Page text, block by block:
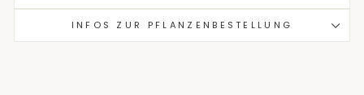
INFOS ZUR PFLANZENBESTELLUNG